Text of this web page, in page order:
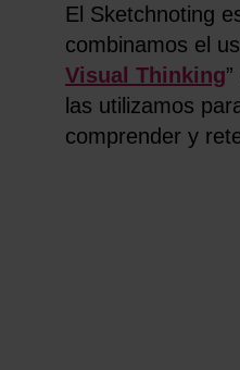
El Sketchnoting
combinamos el
Visual Thinking
las utilizamos
comprender y